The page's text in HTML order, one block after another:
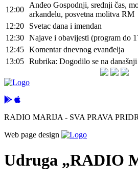
12:00
Anđeo Gospodnji, srednji čas,
arkanđelu, posvetna molitva RM
12:20
Svetac dana i imendan
12:30 Najave i obavijesti (program do
12:45 Komentar dnevnog evanđelja
13:05 Rubrika: Dogodilo se na
RADIO MARIJA - SVA PRAVA
Web page design
Udruga „RADIO